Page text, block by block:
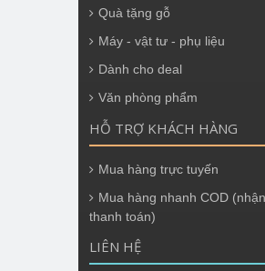
Quà tặng gỗ
Máy - vật tư - phụ liệu
Dành cho deal
Văn phòng phẩm
HỖ TRỢ KHÁCH HÀNG
Mua hàng trực tuyến
Mua hàng nhanh COD
thanh toán)
LIÊN HỆ